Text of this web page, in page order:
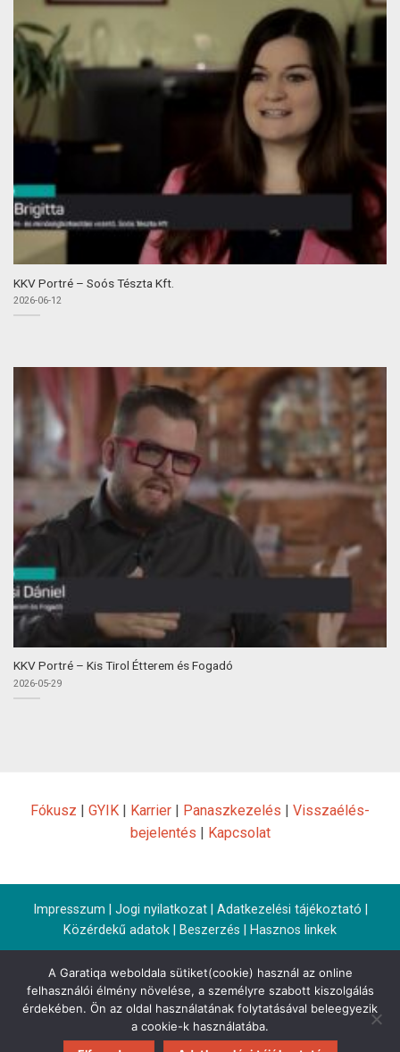
KKV Portré – Soós Tészta Kft.
2026-06-12
KKV Portré – Kis Tirol Étterem és Fogadó
2026-05-29
Fókusz | GYIK | Karrier | Panaszkezelés | Visszaélés-
bejelentés | Kapcsolat
Impresszum Jogi nyilatkozat| Adatkezelési tájékoztató
Közérdekű adatok
Beszerzés Hasznos linkek
A Garatiqa weboldala sütiket(cookie) használ az online
felhasználói élmény növelése, a személyre szabott kiszolgálás
érdekében. Ön az oldal használatának folytatásával beleegyezik
a cookie-k használatába.